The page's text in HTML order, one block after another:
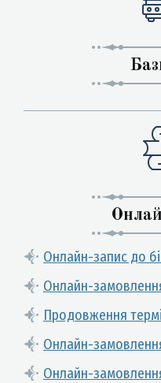
Онлайн-запис до
Онлайн-
Продовження
Онлайн-
Онлайн-